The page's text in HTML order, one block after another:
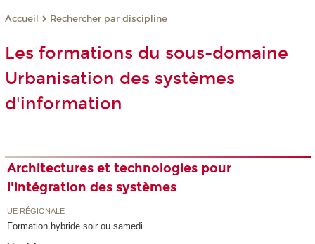
Accueil Rechercher par discipline
Les formations du sous-domaine
Urbanisation des systèmes
d'information
Architectures et technologies pour
l'intégration des systèmes
UE RÉGIONALE
Formation hybride soir ou samedi